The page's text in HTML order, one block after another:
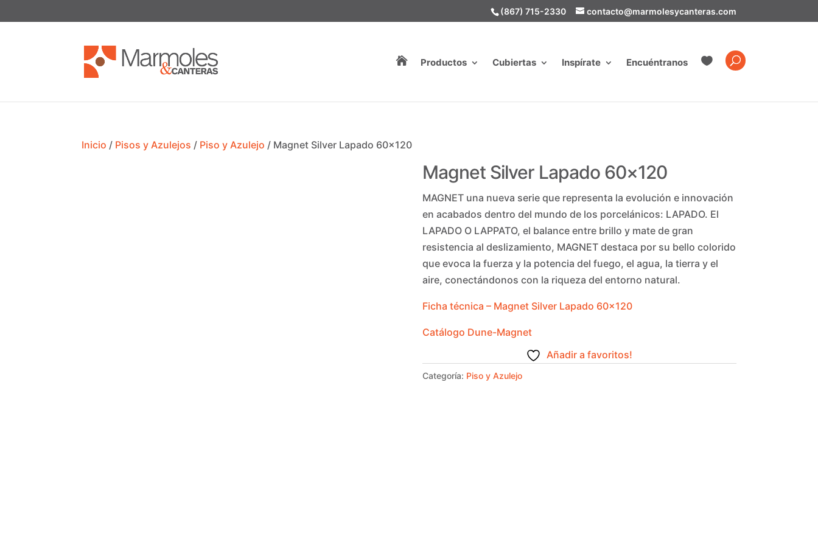
(867) 715-2330 contacto@marmolesycanteras.com
 Productos Cubiertas Inspírate Encuéntranos 
Inicio / Pisos y Azulejos / Piso y Azulejo / Magnet Silver Lapado 60×120
Magnet Silver Lapado 60×120
MAGNET una nueva serie que representa la evolución e innovación
en acabados dentro del mundo de los porcelánicos: LAPADO. El
LAPADO O LAPPATO, el balance entre brillo y mate de gran
resistencia al deslizamiento, MAGNET destaca por su bello colorido
que evoca la fuerza y la potencia del fuego, el agua, la tierra y el
aire, conectándonos con la riqueza del entorno natural.
Ficha técnica – Magnet Silver Lapado 60×120
Catálogo Dune-Magnet
Añadir a favoritos!
Categoría: Piso y Azulejo